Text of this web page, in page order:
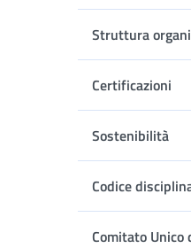
Struttura
Certificazioni
Sostenibilità
Codice
Comitato Unico